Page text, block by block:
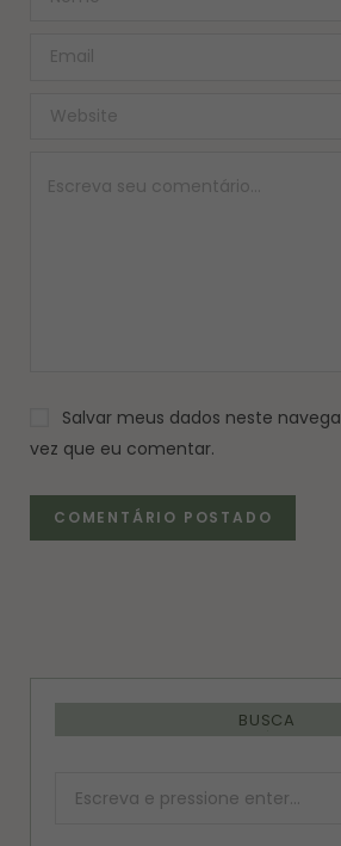
Salvar meus dados neste
vez que eu comentar.
BUSCA
Procurar: